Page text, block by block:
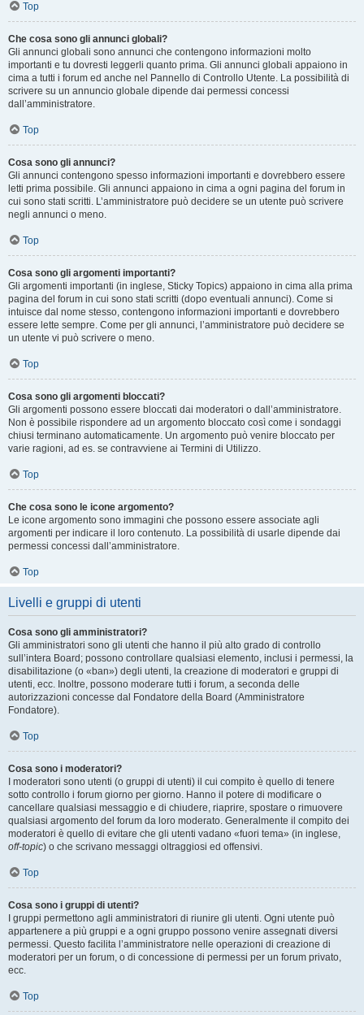
Top
Che cosa sono gli annunci globali?
Gli annunci globali sono annunci che contengono informazioni molto
importanti e tu dovresti leggerli quanto prima. Gli annunci globali appaiono in
cima a tutti i forum ed anche nel Pannello di Controllo Utente. La possibilità di
scrivere su un annuncio globale dipende dai permessi concessi
dall’amministratore.
Top
Cosa sono gli annunci?
Gli annunci contengono spesso informazioni importanti e dovrebbero essere
letti prima possibile. Gli annunci appaiono in cima a ogni pagina del forum in
cui sono stati scritti. L’amministratore può decidere se un utente può scrivere
negli annunci o meno.
Top
Cosa sono gli argomenti importanti?
Gli argomenti importanti (in inglese, Sticky Topics) appaiono in cima alla prima
pagina del forum in cui sono stati scritti (dopo eventuali annunci). Come si
intuisce dal nome stesso, contengono informazioni importanti e dovrebbero
essere lette sempre. Come per gli annunci, l’amministratore può decidere se
un utente vi può scrivere o meno.
Top
Cosa sono gli argomenti bloccati?
Gli argomenti possono essere bloccati dai moderatori o dall’amministratore.
Non è possibile rispondere ad un argomento bloccato così come i sondaggi
chiusi terminano automaticamente. Un argomento può venire bloccato per
varie ragioni, ad es. se contravviene ai Termini di Utilizzo.
Top
Che cosa sono le icone argomento?
Le icone argomento sono immagini che possono essere associate agli
argomenti per indicare il loro contenuto. La possibilità di usarle dipende dai
permessi concessi dall’amministratore.
Top
Livelli e gruppi di utenti
Cosa sono gli amministratori?
Gli amministratori sono gli utenti che hanno il più alto grado di controllo
sull’intera Board; possono controllare qualsiasi elemento, inclusi i permessi, la
disabilitazione (o «ban») degli utenti, la creazione di moderatori e gruppi di
utenti, ecc. Inoltre, possono moderare tutti i forum, a seconda delle
autorizzazioni concesse dal Fondatore della Board (Amministratore
Fondatore).
Top
Cosa sono i moderatori?
I moderatori sono utenti (o gruppi di utenti) il cui compito è quello di tenere
sotto controllo i forum giorno per giorno. Hanno il potere di modificare o
cancellare qualsiasi messaggio e di chiudere, riaprire, spostare o rimuovere
qualsiasi argomento del forum da loro moderato. Generalmente il compito dei
moderatori è quello di evitare che gli utenti vadano «fuori tema» (in inglese,
off-topic) o che scrivano messaggi oltraggiosi ed offensivi.
Top
Cosa sono i gruppi di utenti?
I gruppi permettono agli amministratori di riunire gli utenti. Ogni utente può
appartenere a più gruppi e a ogni gruppo possono venire assegnati diversi
permessi. Questo facilita l’amministratore nelle operazioni di creazione di
moderatori per un forum, o di concessione di permessi per un forum privato,
ecc.
Top